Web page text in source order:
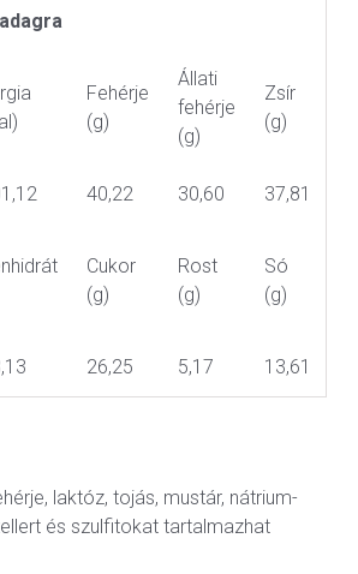
Fehérje
(g)
Állati
fehérje
(g)
Zsír
(g)
40,22 30,60 37,81
Cukor
(g)
Rost
(g)
Só
(g)
26,25 5,17 13,61
laktóz, tojás, mustár, nátrium-
és szulfitokat tartalmazhat